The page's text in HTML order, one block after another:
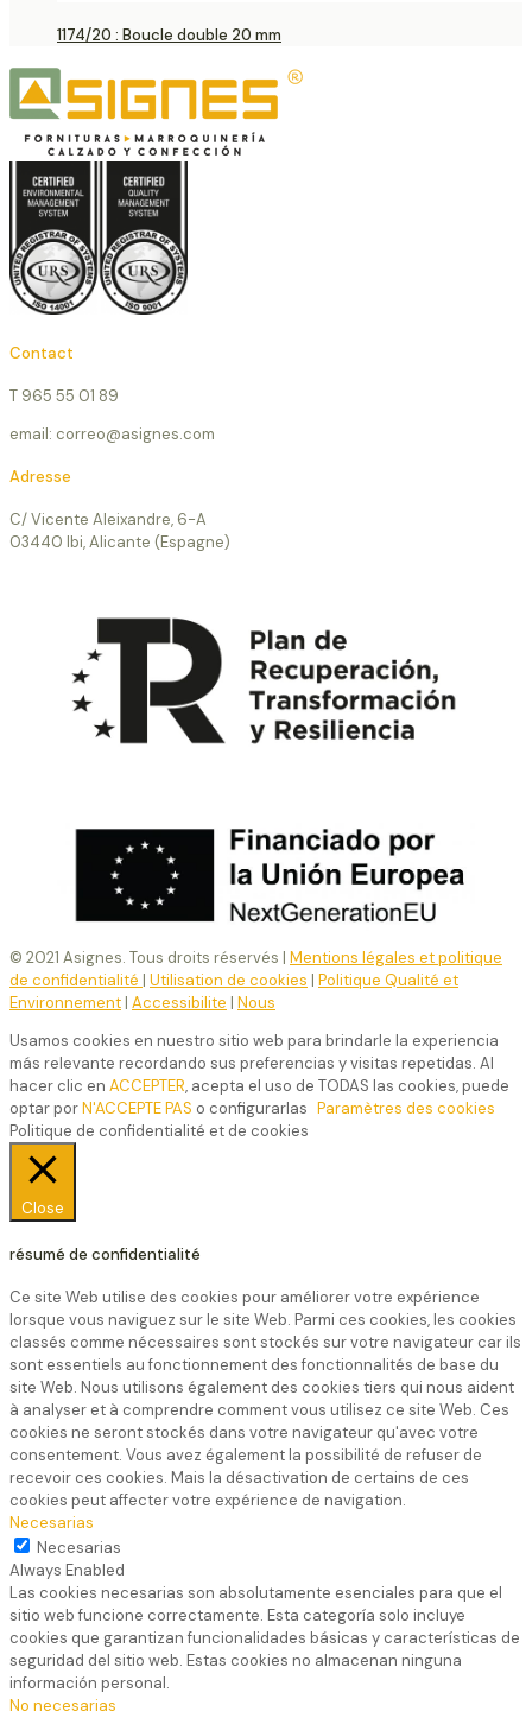
1174/20 : Boucle double 20 mm
Contact
T 965 55 01 89
email: correo@asignes.com
Adresse
C/ Vicente Aleixandre, 6-A
03440 Ibi, Alicante (Espagne)
© 2021 Asignes. Tous droits réservés | Mentions légales et politique
de confidentialité | Utilisation de cookies | Politique Qualité et
Environnement| Accessibilite | Nous
Usamos cookies en nuestro sitio web para brindarle la experiencia
más relevante recordando sus preferencias y visitas repetidas. Al
hacer clic en ACCEPTER, acepta el uso de TODAS las cookies, puede
optar porN'ACCEPTE PAS o configurarlas Paramètres des cookies
Politique de confidentialité et de cookies
Close
résumé de confidentialité
Ce site Web utilise des cookies pour améliorer votre expérience
lorsque vous naviguez sur le site Web. Parmi ces cookies, les cookies
classés comme nécessaires sont stockés sur votre navigateur car ils
sont essentiels au fonctionnement des fonctionnalités de base du
site Web. Nous utilisons également des cookies tiers qui nous aident
à analyser et à comprendre comment vous utilisez ce site Web. Ces
cookies ne seront stockés dans votre navigateur qu'avec votre
consentement. Vous avez également la possibilité de refuser de
recevoir ces cookies. Mais la désactivation de certains de ces
cookies peut affecter votre expérience de navigation.
Necesarias
Necesarias
Always Enabled
Las cookies necesarias son absolutamente esenciales para que el
sitio web funcione correctamente. Esta categoría solo incluye
cookies que garantizan funcionalidades básicas y características de
seguridad del sitio web. Estas cookies no almacenan ninguna
información personal.
No necesarias